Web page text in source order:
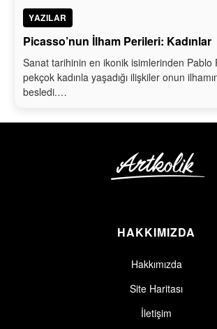
YAZILAR
Picasso’nun İlham Perileri: Kadınlar
Sanat tarihinin en ikonik isimlerinden Pablo
pekçok kadınla yaşadığı ilişkiler onun
besledi.…
HAKKIMIZDA
Hakkımızda
Site Haritası
İletişim